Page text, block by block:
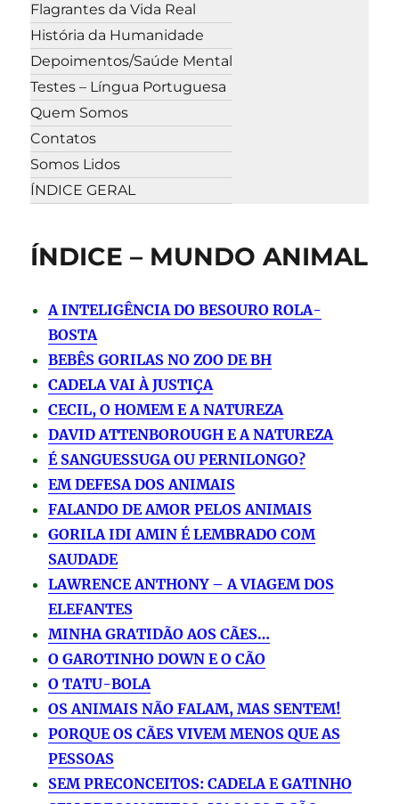
Flagrantes da Vida Real
História da Humanidade
Depoimentos/Saúde Mental
Testes – Língua Portuguesa
Quem Somos
Contatos
Somos Lidos
ÍNDICE GERAL
ÍNDICE – MUNDO ANIMAL
A INTELIGÊNCIA DO BESOURO ROLA-
BOSTA
BEBÊS GORILAS NO ZOO DE BH
CADELA VAI À JUSTIÇA
CECIL, O HOMEM E A NATUREZA
DAVID ATTENBOROUGH E A NATUREZA
É SANGUESSUGA OU PERNILONGO?
EM DEFESA DOS ANIMAIS
FALANDO DE AMOR PELOS ANIMAIS
GORILA IDI AMIN É LEMBRADO COM
SAUDADE
LAWRENCE ANTHONY – A VIAGEM DOS
ELEFANTES
MINHA GRATIDÃO AOS CÃES…
O GAROTINHO DOWN E O CÃO
O TATU-BOLA
OS ANIMAIS NÃO FALAM, MAS SENTEM!
PORQUE OS CÃES VIVEM MENOS QUE AS
PESSOAS
SEM PRECONCEITOS: CADELA E GATINHO